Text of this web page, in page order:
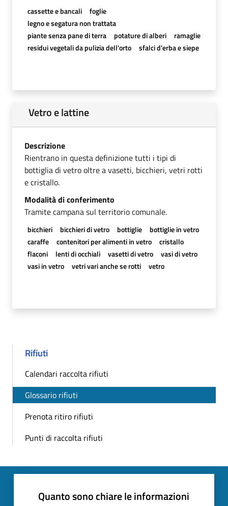
cassette e bancali
foglie
legno e segatura non trattata
piante senza pane di terra
potature di alberi
ramaglie
residui vegetali da pulizia dell'orto
sfalci d'erba e siepe
Vetro e lattine
Descrizione
Rientrano in questa definizione tutti i tipi di
bottiglia di vetro oltre a vasetti, bicchieri, vetri rotti
e cristallo.
Modalità di conferimento
Tramite campana sul territorio comunale.
bicchieri bicchieri di vetro bottiglie
bottiglie in vetro
caraffe
contenitori per alimenti in vetro
cristallo
flaconi
lenti di occhiali vasetti di vetro
vasi di vetro
vasi in vetro
vetri vari anche se rotti vetro
Rifiuti
Calendari raccolta rifiuti
Glossario rifiuti
Prenota ritiro rifiuti
Punti di raccolta rifiuti
Quanto sono chiare le informazioni